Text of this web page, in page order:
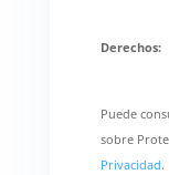
Derechos:
Puede
sobre
Privacidad.